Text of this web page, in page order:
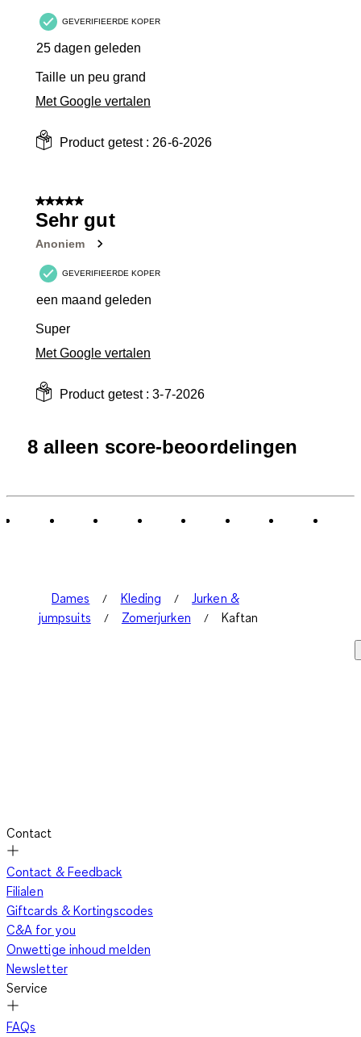
GEVERIFIEERDE KOPER
25 dagen geleden
Taille un peu grand
Met Google vertalen
Product getest :26-6-2026
5 van 5 sterren.
Sehr gut
Anoniem
GEVERIFIEERDE KOPER
een maand geleden
Super
Met Google vertalen
Product getest :3-7-2026
8 alleen score-beoordelingen
Dames Kleding
Jurken &
jumpsuits
Zomerjurken Kaftan
Contact
Contact & Feedback
Filialen
Giftcards & Kortingscodes
C&A for you
Onwettige inhoud melden
Newsletter
Service
FAQs